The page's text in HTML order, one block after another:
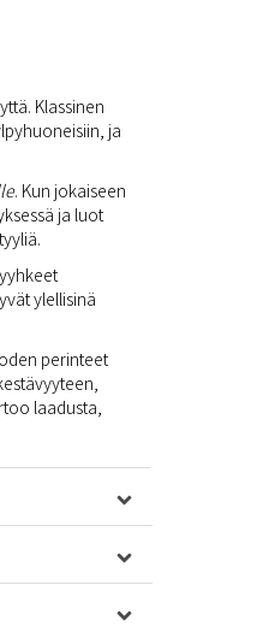
Klassinen
ja
. Kun jokaiseen
ja luot
ylellisinä
perinteet
laadusta,